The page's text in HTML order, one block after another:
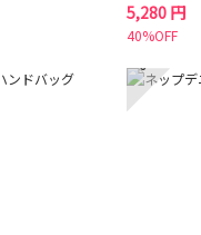
5,280 円
40%OFF
6